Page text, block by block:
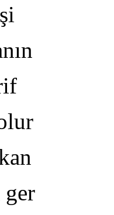
dişi
herif
olur
ger